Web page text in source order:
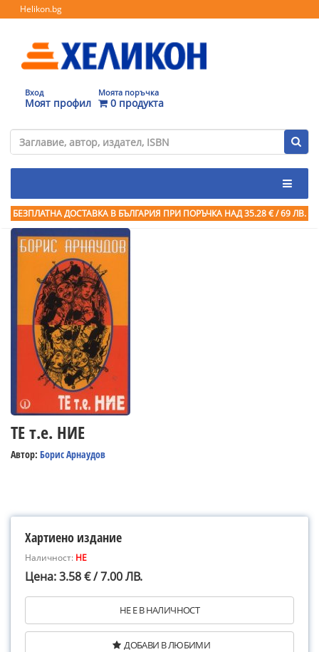
Helikon.bg
Вход
Моят профил
Моята поръчка
0 продукта
БЕЗПЛАТНА ДОСТАВКА В БЪЛГАРИЯ ПРИ ПОРЪЧКА НАД 35.28 € / 69 ЛВ.
ТЕ т.е. НИЕ
Автор: Борис Арнаудов
Хартиено издание
Наличност: НЕ
Цена: 3.58 € / 7.00 ЛВ.
НЕ Е В НАЛИЧНОСТ
ДОБАВИ В ЛЮБИМИ